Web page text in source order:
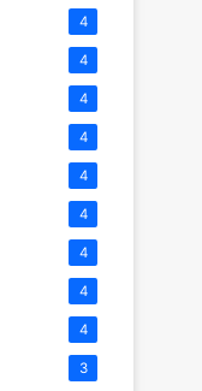
4
4
4
4
4
4
4
4
4
3